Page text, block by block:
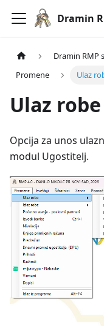
Dramin
Dramin RMP
Promene
Ulaz
Ulaz robe
Opcija za unos
modul Ugostitelj.